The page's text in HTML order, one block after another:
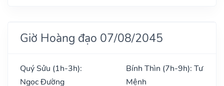
Giờ Hoàng đạo 07/08/2045
Quý Sửu (1h-3h):
Ngọc Đường
Bính Thìn (7h-9h): Tư
Mệnh